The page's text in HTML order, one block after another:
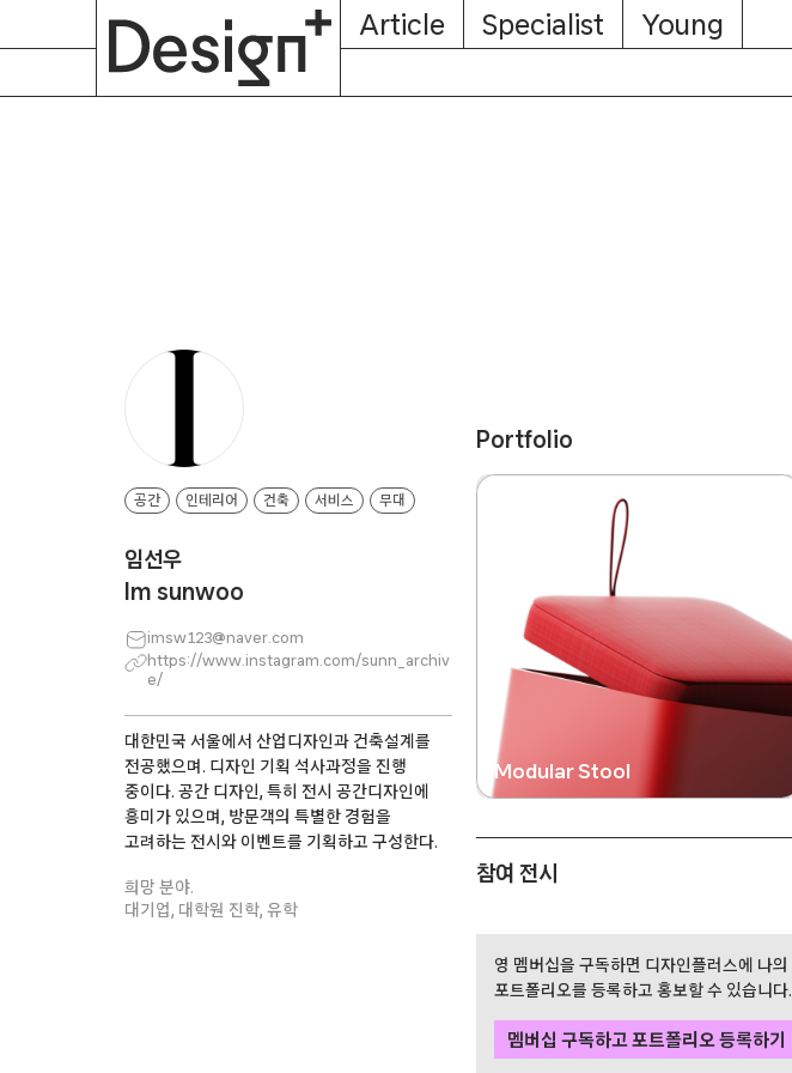
Article Specialist Young
공간 인테리어 건축 서비스 무대
임선우
Im sunwoo
imsw123@naver.com
https://www.instagram.com/sunn_archiv
e/
대한민국 서울에서 산업디자인과 건축설계를
전공했으며. 디자인 기획 석사과정을 진행
중이다. 공간 디자인, 특히 전시 공간디자인에
흥미가 있으며, 방문객의 특별한 경험을
고려하는 전시와 이벤트를 기획하고 구성한다.
희망 분야.
대기업 대학원 진학 유학
Portfolio
Modular Stool
참여 전시
영 멤버십을 구독하면 디자인플러스에 나의
포트폴리오를 등록하고 홍보할 수 있습니다.
멤버십 구독하고 포트폴리오 등록하기
About
Subscription
Magazine